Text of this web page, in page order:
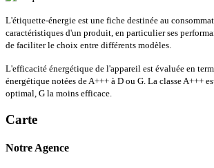
L'étiquette-énergie est une fiche destinée au
caractéristiques d'un produit, en particulier ses
de faciliter le choix entre différents modèles.
L'efficacité énergétique de l'appareil est évaluée en
énergétique notées de A+++ à D ou G. La classe A+++
optimal, G la moins efficace.
Carte
Notre Agence